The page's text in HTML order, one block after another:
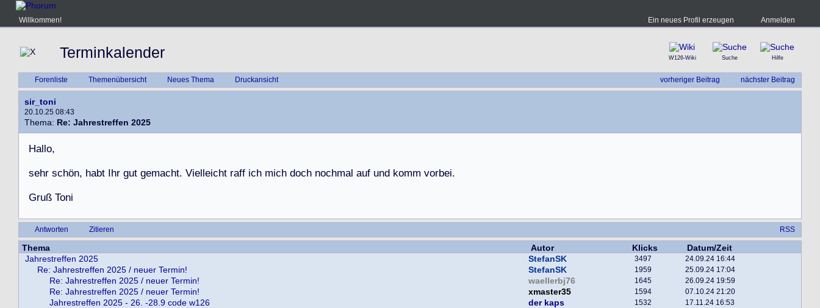
Willkommen! Ein neues Profil erzeugen Anmelden
Terminkalender W126-Wiki Suche Hilfe
vorheriger Beitrag nächster Beitrag
Forenliste Themenübersicht Neues Thema Druckansicht
sir_toni
20.10.25 08:43
Thema: Re: Jahrestreffen 2025
Hallo,
sehr schön, habt Ihr gut gemacht. Vielleicht raff ich mich doch nochmal auf und komm vorbei.
Gruß Toni
Antworten Zitieren RSS
Thema Autor Klicks
Datum/Zeit
Jahrestreffen 2025
StefanSK 3497 24.09.24 16:44
Re: Jahrestreffen 2025 / neuer Termin! StefanSK 1959 25.09.24 17:04
Re: Jahrestreffen 2025 / neuer Termin! waellerbj76 1645 26.09.24 19:59
Re: Jahrestreffen 2025 / neuer Termin! xmaster35 1594 07.10.24 21:20
Jahrestreffen 2025 - 26. -28.9 code w126 der kaps 1532 17.11.24 16:53